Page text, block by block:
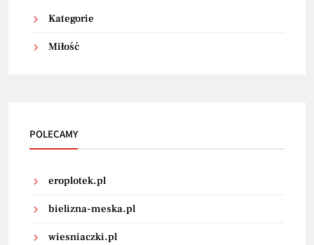
Kategorie
Miłość
POLECAMY
eroplotek.pl
bielizna-meska.pl
wiesniaczki.pl